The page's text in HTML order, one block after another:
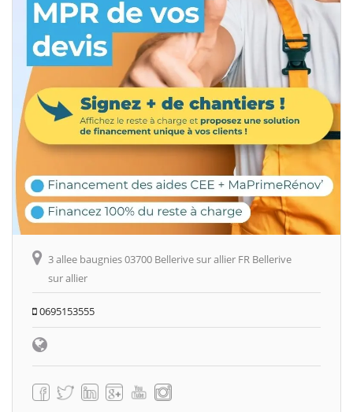
3 allee baugnies 03700 Bellerive sur allier FR Bellerive
sur allier
0695153555